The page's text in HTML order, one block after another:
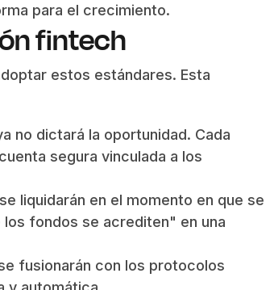
para el crecimiento.
fintech
estos estándares. Esta
no dictará la oportunidad. Cada
segura vinculada a los
liquidarán en el momento en que se
fondos se acrediten" en una
fusionarán con los protocolos